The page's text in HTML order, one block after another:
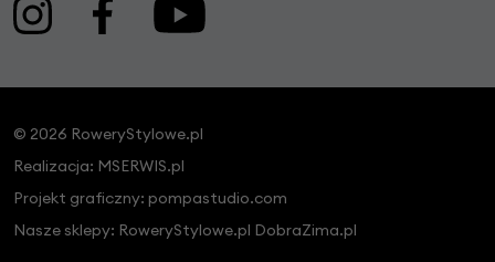
© 2026 RoweryStylowe.pl
Realizacja: MSERWIS.pl
Projekt graficzny: pompastudio.com
Nasze sklepy: RoweryStylowe.pl DobraZima.pl